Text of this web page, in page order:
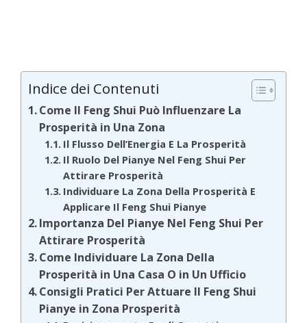
Indice dei Contenuti
Come Il Feng Shui Può Influenzare La
Prosperità in Una Zona
Il Flusso Dell’Energia E La Prosperità
Il Ruolo Del Pianye Nel Feng Shui Per
Attirare Prosperità
Individuare La Zona Della Prosperità E
Applicare Il Feng Shui Pianye
Importanza Del Pianye Nel Feng Shui Per
Attirare Prosperità
Come Individuare La Zona Della
Prosperità in Una Casa O in Un Ufficio
Consigli Pratici Per Attuare Il Feng Shui
Pianye in Zona Prosperità